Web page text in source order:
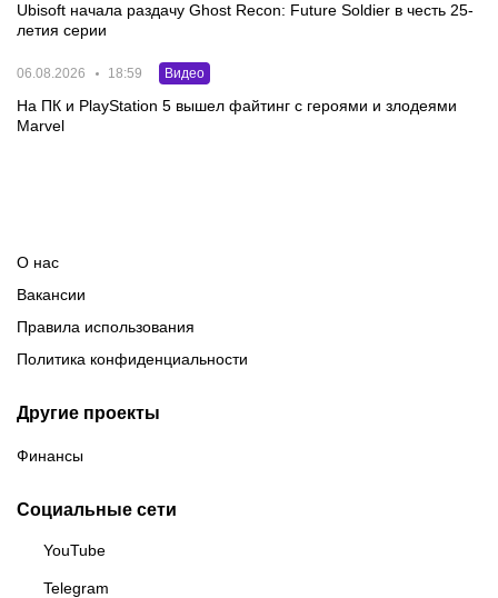
Ubisoft начала раздачу Ghost Recon: Future Soldier в честь 25-
летия серии
06.08.2026 18:59 Видео
На ПК и PlayStation 5 вышел файтинг с героями и злодеями
Marvel
О нас
Вакансии
Правила использования
Политика конфиденциальности
Другие проекты
Финансы
Социальные сети
YouTube
Telegram